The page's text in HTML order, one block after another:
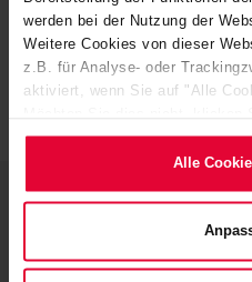
werden bei der Nutzung der
Weitere Cookies von dieser
z.B. für Analyse- oder
aktiviert, wenn Sie auf "Alle
Cookies verwenden". Mehr
die Einwilligungserklärung zu
Website) bzw. der
Alle
Contact